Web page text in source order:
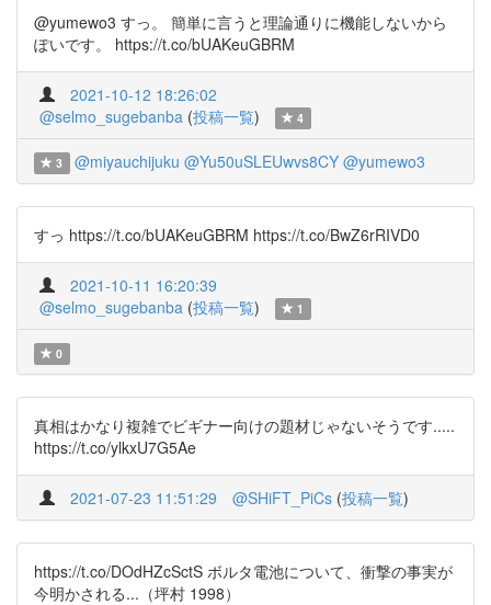
@yumewo3 すっ。 簡単に言うと理論通りに機能しないから
ぽいです。 https://t.co/bUAKeuGBRM
2021-10-12 18:26:02
@selmo_sugebanba (投稿一覧) 4
3 @miyauchijuku @Yu50uSLEUwvs8CY @yumewo3
すっ https://t.co/bUAKeuGBRM https://t.co/BwZ6rRIVD0
2021-10-11 16:20:39
@selmo_sugebanba (投稿一覧) 1
0
真相はかなり複雑でビギナー向けの題材じゃないそうです.....
https://t.co/ylkxU7G5Ae
2021-07-23 11:51:29 @SHiFT_PiCs (投稿一覧)
https://t.co/DOdHZcSctS ボルタ電池について、衝撃の事実が
今明かされる...（坪村 1998）